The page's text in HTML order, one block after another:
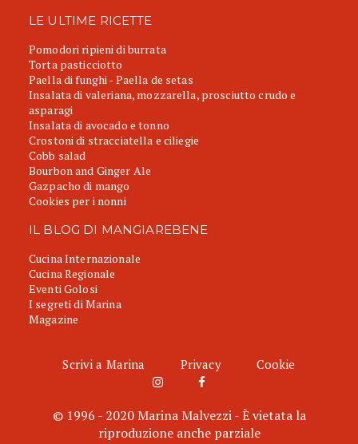
LE ULTIME RICETTE
Pomodori ripieni di burrata
Torta pasticciotto
Paella di funghi - Paella de setas
Insalata di valeriana, mozzarella, prosciutto crudo e
asparagi
Insalata di avocado e tonno
Crostoni di stracciatella e ciliegie
Cobb salad
Bourbon and Ginger Ale
Gazpacho di mango
Cookies per i nonni
IL BLOG DI MANGIAREBENE
Cucina Internazionale
Cucina Regionale
Eventi Golosi
I segreti di Marina
Magazine
Scrivi a Marina Privacy Cookie
© 1996 - 2020 Marina Malvezzi - È vietata la
riproduzione anche parziale